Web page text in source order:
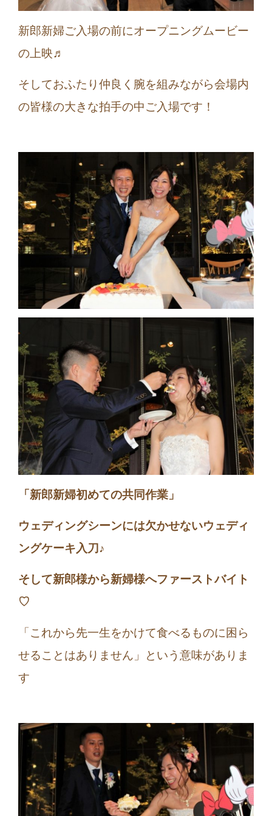
新郎新婦ご入場の前にオープニングムービー
の上映♬
そしておふたり仲良く腕を組みながら会場内
の皆様の大きな拍手の中ご入場です！
「新郎新婦初めての共同作業」
ウェディングシーンには欠かせないウェディ
ングケーキ入刀♪
そして新郎様から新婦様へファーストバイト
♡
「これから先一生をかけて食べるものに困ら
せることはありません」という意味がありま
す